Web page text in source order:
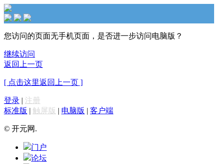
您访问的页面无手机页面，是否进一步访问电脑版？
继续访问
返回上一页
[ 点击这里返回上一页 ]
登录 | 注册
标准版 | 触屏版 | 电脑版 | 客户端
© 开元网.
门户
论坛